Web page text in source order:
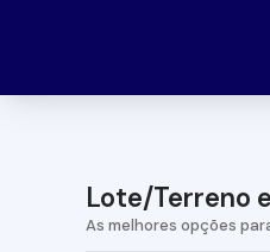
Lote/Terreno